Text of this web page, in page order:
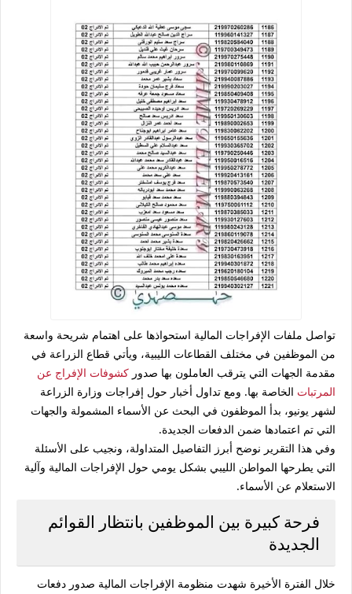
تواصل ملفات الإفراجات المالية استحواذها على اهتمام شريحة واسعة
من الموظفين في مختلف القطاعات الليبية، ويأتي قطاع الزراعة في
مقدمة الجهات التي يترقب العاملون بها صدور كشوفات الإفراج عن
المرتبات الخاصة بها. ومع تداول أخبار حول إفراجات وزارة الزراعة
لشهر يونيو، بدأ الموظفون في البحث عن الأسماء المشمولة والجهات
التي تم اعتمادها ضمن الدفعات الجديدة.
وفي هذا التقرير نوضح أبرز التفاصيل المتداولة، ونجيب على الأسئلة
التي يطرحها المواطن الليبي بشكل يومي حول الإفراجات المالية وآلية
الاستعلام عن الأسماء.
فرحة كبيرة بين الموظفين بانتظار القوائم
الجديدة
خلال الفترة الأخيرة شهدت منظومة الإفراجات المالية صدور دفعات